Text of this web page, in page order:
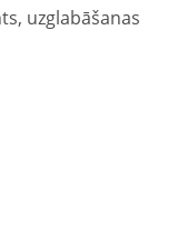
uzglabāšanas